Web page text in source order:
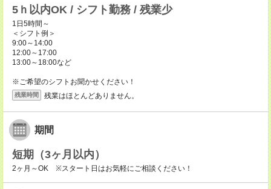
5ｈ以内OK / シフト勤務 / 残業少
1日5時間～
＜シフト例＞
9:00～14:00
12:00～17:00
13:00～18:00など
※ご希望のシフトお聞かせください！
残業時間 残業はほとんどありません。
期間
短期（3ヶ月以内）
2ヶ月～OK ※スタート日はお気軽にご相談ください！